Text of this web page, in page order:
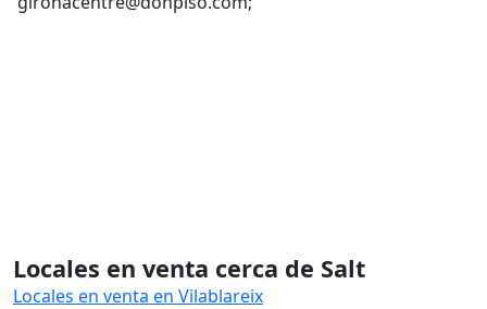
Locales en venta cerca de Salt
Locales en venta en Vilablareix